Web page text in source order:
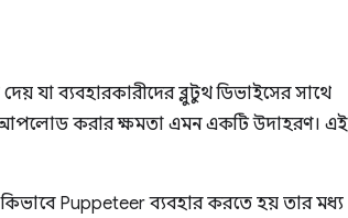
যা ব্যবহারকারীদের ব্লুটুথ ডিভাইসের সাথে
আপলোড করার ক্ষমতা এমন একটি উদাহরণ। এই
Puppeteer ব্যবহার করতে হয় তার মধ্য